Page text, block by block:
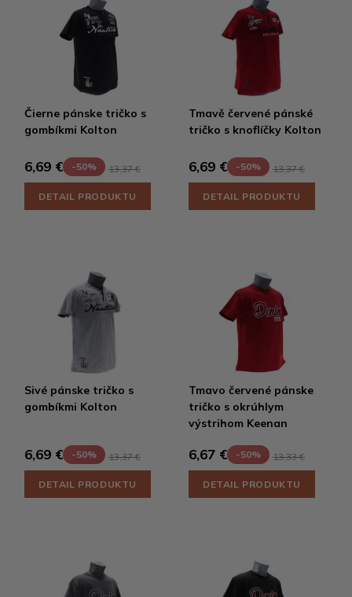
Čierne pánske tričko s
gombíkmi Kolton
6,69 € -50% 13,37 €
DETAIL PRODUKTU
Tmavě červené pánské
tričko s knoflíčky Kolton
6,69 € -50% 13,37 €
DETAIL PRODUKTU
Sivé pánske tričko s
gombíkmi Kolton
6,69 € -50% 13,37 €
DETAIL PRODUKTU
Tmavo červené pánske
tričko s okrúhlym
výstrihom Keenan
6,67 € -50% 13,33 €
DETAIL PRODUKTU